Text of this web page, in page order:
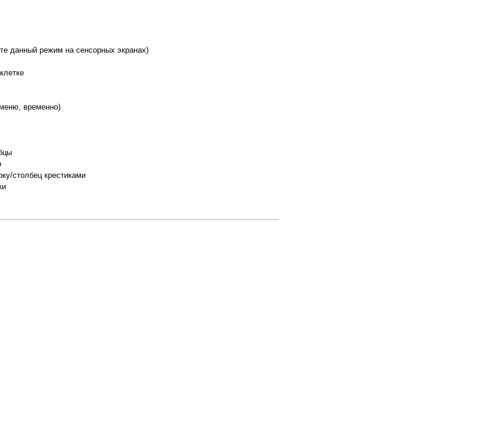
данный режим на сенсорных экранах)
временно)
столбец крестиками